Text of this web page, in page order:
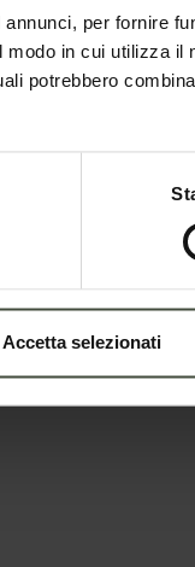
per fornire
in cui utilizza
potrebbero
Accetta selezionati